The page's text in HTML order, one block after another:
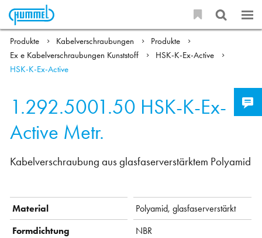
Produkte Kabelverschraubungen
Produkte
Ex e Kabelverschraubungen Kunststoff
HSK-K-Ex-Active
HSK-K-Ex-Active
1.292.5001.50 HSK-K-Ex-
Active Metr.
Kabelverschraubung aus glasfaserverstärktem Polyamid
Material
Polyamid, glasfaserverstärkt
Formdichtung
NBR